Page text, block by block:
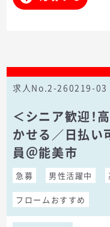
求人No.2-260219-03
＜シニア歓迎！
かせる／日払い
員＠能美市
急募 男性活躍中
フロームおすすめ